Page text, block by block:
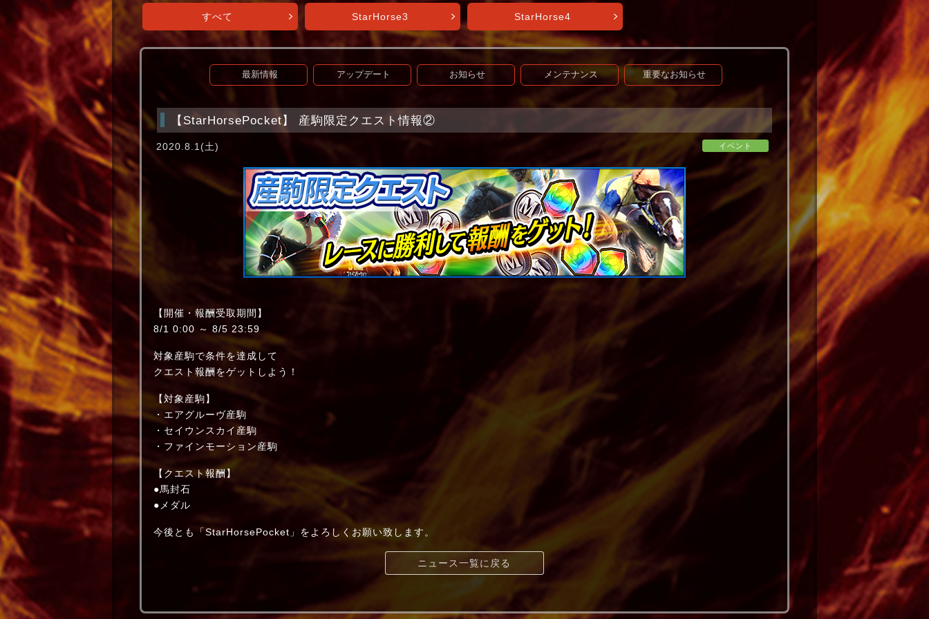
すべて StarHorse3 StarHorse4
最新情報 アップデート お知らせ メンテナンス 重要なお知らせ
【StarHorsePocket】 産駒限定クエスト情報②
イベント
2020.8.1(土)
【開催・報酬受取期間】
8/1 0:00 ～ 8/5 23:59
対象産駒で条件を達成して
クエスト報酬をゲットしよう！
【対象産駒】
・エアグルーヴ産駒
・セイウンスカイ産駒
・ファインモーション産駒
【クエスト報酬】
●馬封石
●メダル
今後とも「StarHorsePocket」をよろしくお願い致します。
ニュース一覧に戻る